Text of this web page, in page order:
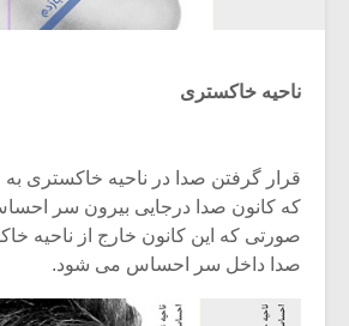
ناحیه خاکستری
قرار گرفتن صدا در ناحیه خاکستری
که کانون صدا درجایی بیرون سر
صورتی که این کانون خارج از ناحیه
صدا داخل سر احساس می شود.